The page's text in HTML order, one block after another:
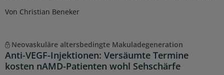
Von Christian Beneker
Neovaskuläre altersbedingte Makuladegeneration
Anti-VEGF-Injektionen: Versäumte Termine
kosten nAMD-Patienten wohl Sehschärfe